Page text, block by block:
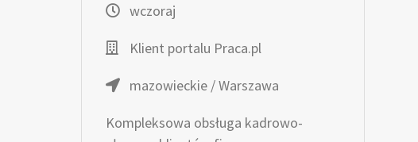
wczoraj
Klient portalu Praca.pl
mazowieckie / Warszawa
Kompleksowa obsługa kadrowo-